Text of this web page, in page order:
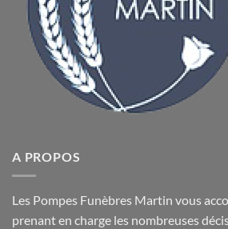
A PROPOS
Les Pompes Funèbres Martin vous
prenant en charge les nombreuses